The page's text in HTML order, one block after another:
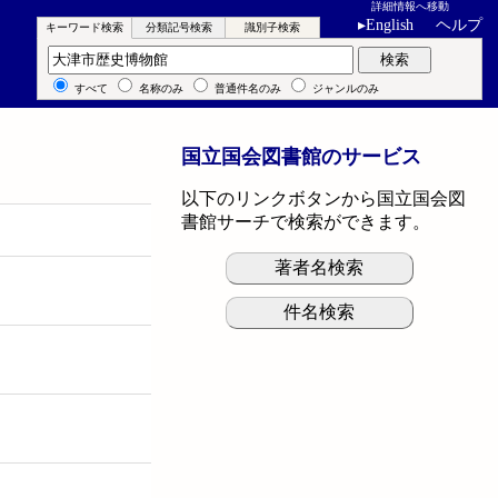
詳細情報へ移動
▸English ヘルプ
キーワード検索 分類記号検索 識別子検索
キーワード検索 検索
すべて 名称のみ 普通件名のみ ジャンルのみ
国立国会図書館のサービス
以下のリンクボタンから国立国会図
書館サーチで検索ができます。
著者名検索
件名検索